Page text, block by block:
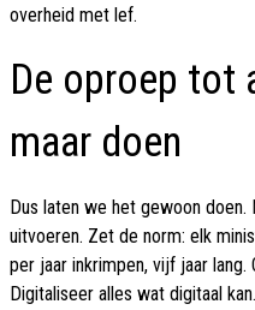
overheid met lef.
De oproep tot
maar doen
Dus laten we het gewoon
uitvoeren. Zet de norm: elk
per jaar inkrimpen, vijf jaar
Digitaliseer alles wat digitaal